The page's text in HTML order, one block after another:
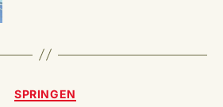
Categorieën
SPRINGEN